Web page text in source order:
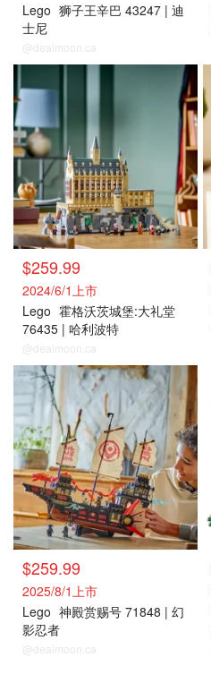
Lego 狮子王辛巴 43247 | 迪
士尼
@dealmoon.ca
$259.99
2024/6/1上市
Lego 霍格沃茨城堡:大礼堂
76435 | 哈利波特
@dealmoon.ca
$259.99
2025/8/1上市
Lego 神殿赏赐号 71848 | 幻
影忍者
@dealmoon.ca